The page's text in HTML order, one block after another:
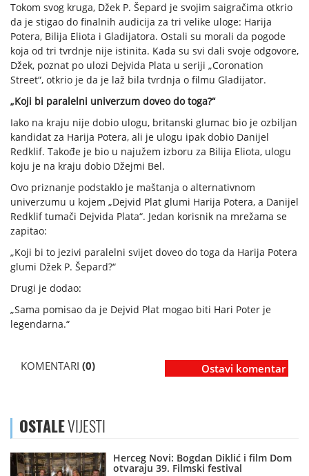
Tokom svog kruga, Džek P. Šepard je svojim saigračima otkrio
da je stigao do finalnih audicija za tri velike uloge: Harija
Potera, Bilija Eliota i Gladijatora. Ostali su morali da pogode
koja od tri tvrdnje nije istinita. Kada su svi dali svoje odgovore,
Džek, poznat po ulozi Dejvida Plata u seriji „Coronation
Street“, otkrio je da je laž bila tvrdnja o filmu Gladijator.
„Koji bi paralelni univerzum doveo do toga?“
Iako na kraju nije dobio ulogu, britanski glumac bio je ozbiljan
kandidat za Harija Potera, ali je ulogu ipak dobio Danijel
Redklif. Takođe je bio u najužem izboru za Bilija Eliota, ulogu
koju je na kraju dobio Džejmi Bel.
Ovo priznanje podstaklo je maštanja o alternativnom
univerzumu u kojem „Dejvid Plat glumi Harija Potera, a Danijel
Redklif tumači Dejvida Plata“. Jedan korisnik na mrežama se
zapitao:
„Koji bi to jezivi paralelni svijet doveo do toga da Harija Potera
glumi Džek P. Šepard?“
Drugi je dodao:
„Sama pomisao da je Dejvid Plat mogao biti Hari Poter je
legendarna.“
KOMENTARI (0) Ostavi komentar
OSTALEVIJESTI
Herceg Novi: Bogdan Diklić i film Dom
otvaraju 39. Filmski festival